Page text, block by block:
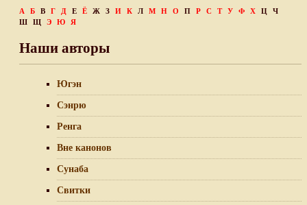
А Б В Г Д Е Ё Ж З И К Л М Н О П Р С Т У Ф Х Ц
Ч
Ш
Щ Э Ю Я
Наши авторы
Югэн
Сэнрю
Ренга
Вне канонов
Сунаба
Свитки